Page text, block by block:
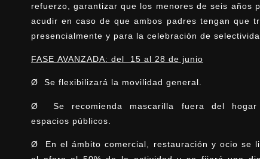
refuerzo,
garantizar que los menores de seis años
acudir en caso de que ambos padres tengan que
presencialmente y para la celebración de
FASE AVANZADA: del 15 al 28 de junio
Ø Se flexibilizará la movilidad general.
Ø Se recomienda mascarilla fuera del
espacios públicos.
Ø En el ámbito comercial, restauración y ocio se